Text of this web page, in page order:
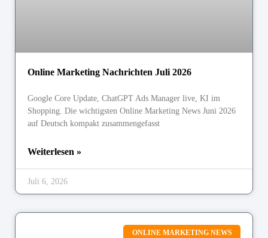
Online Marketing Nachrichten Juli 2026
Google Core Update, ChatGPT Ads Manager live, KI im
Shopping. Die wichtigsten Online Marketing News Juni 2026
auf Deutsch kompakt zusammengefasst
Weiterlesen »
Juli 6, 2026
ONLINE MARKETING NEWS